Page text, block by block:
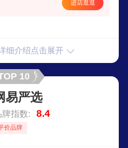
进店逛逛
细介绍点击展开
10
易严选
牌指数: 8.4
价品牌